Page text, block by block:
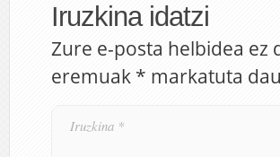
Iruzkina idatzi
Zure e-posta helbidea ez
eremuak * markatuta